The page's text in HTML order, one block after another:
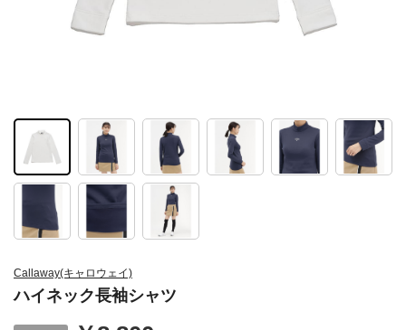
Callaway(キャロウェイ)
ハイネック長袖シャツ